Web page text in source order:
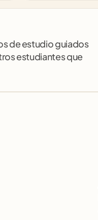
de estudio guiados
estudiantes que